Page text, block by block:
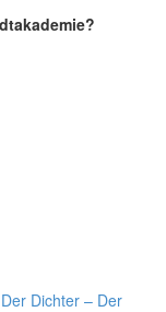
Dichter – Der